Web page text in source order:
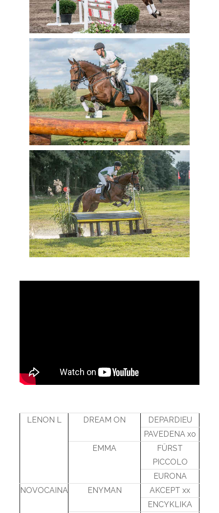
LENON L DREAM ON
DEPARDIEU
PAVEDENA xo
EMMA
FÜRST
PICCOLO
EURONA
NOVOCAINA
ENYMAN
AKCEPT xx
ENCYKLIKA